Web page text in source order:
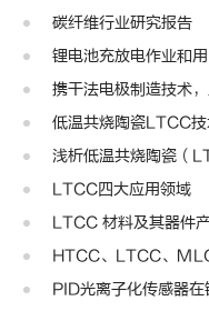
碳纤维行业研究报告
锂电池充放电作业和
携干法电极制造技术，上
低温共烧陶瓷LTCC
浅析低温共烧陶瓷（
LTCC四大应用领域
LTCC 材料及其器件
HTCC、LTCC、MLCC
PID光离子化传感器